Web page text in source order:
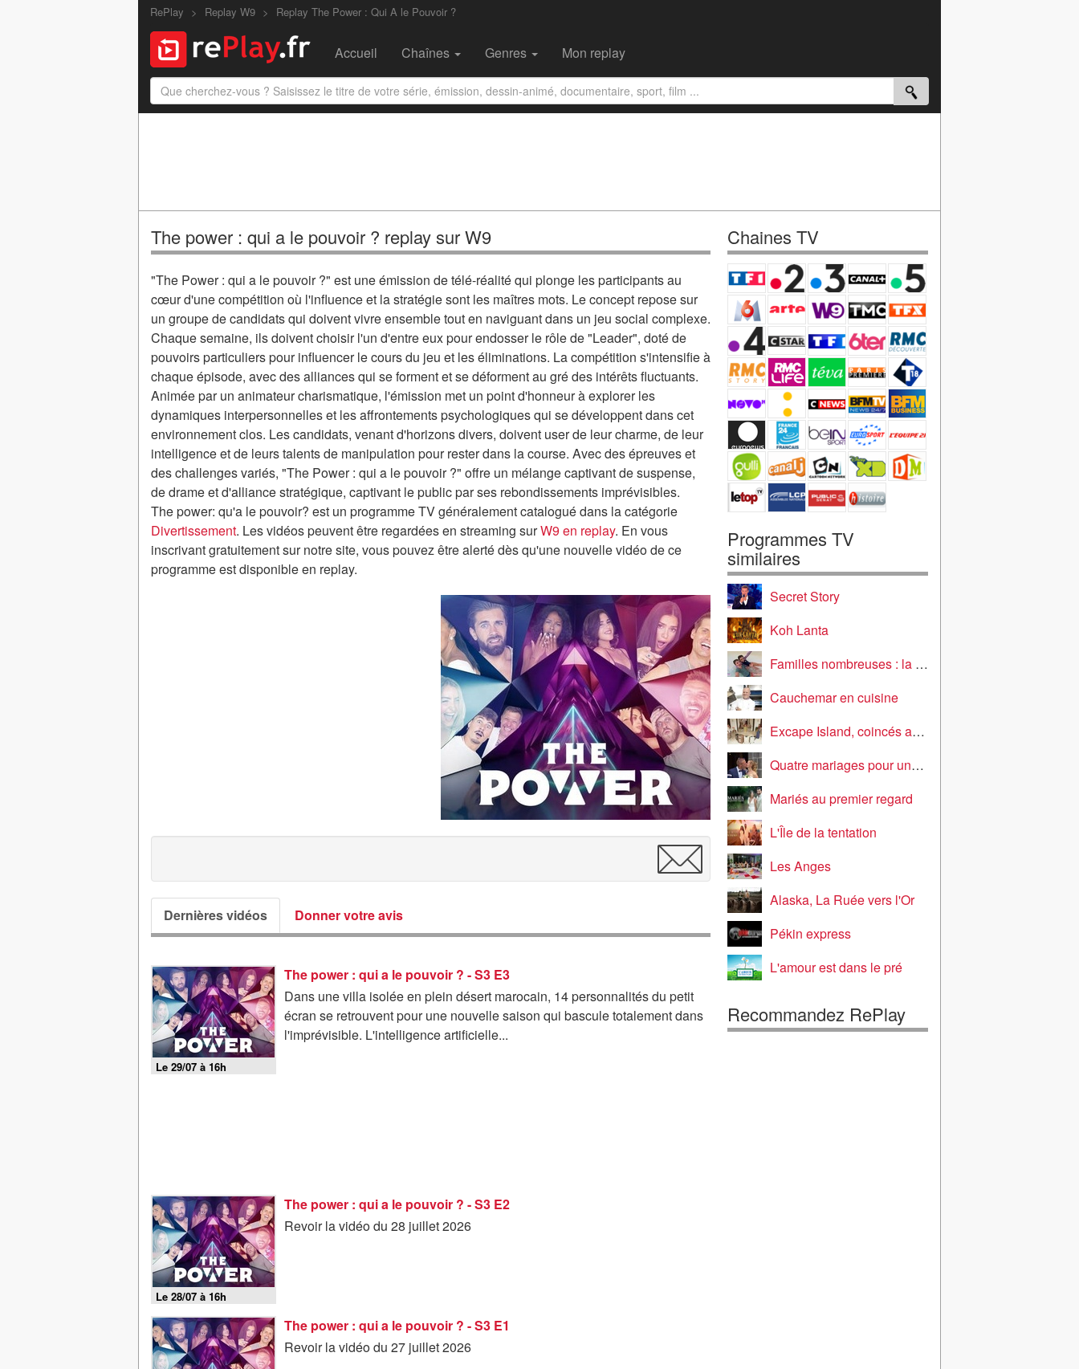
RePlay Replay W9 Replay The Power : Qui A le Pouvoir ?
Accueil Chaînes Genres Mon replay
The power : qui a le pouvoir ? replay sur W9
"The Power : qui a le pouvoir ?" est une émission de télé-réalité qui plonge les participants au
cœur d'une compétition où l'influence et la stratégie sont les maîtres mots. Le concept repose sur
un groupe de candidats qui doivent vivre ensemble tout en naviguant dans un jeu social complexe.
Chaque semaine, ils doivent choisir l'un d'entre eux pour endosser le rôle de "Leader", doté de
pouvoirs particuliers pour influencer le cours du jeu et les éliminations. La compétition s'intensifie à
chaque épisode, avec des alliances qui se forment et se déforment au gré des intérêts fluctuants.
Animée par un animateur charismatique, l'émission met un point d'honneur à explorer les
dynamiques interpersonnelles et les affrontements psychologiques qui se développent dans cet
environnement clos. Les candidats, venant d'horizons divers, doivent user de leur charme, de leur
intelligence et de leurs talents de manipulation pour rester dans la course. Avec des épreuves et
des challenges variés, "The Power : qui a le pouvoir ?" offre un mélange captivant de suspense,
de drame et d'alliance stratégique, captivant le public par ses rebondissements imprévisibles.
The power: qu'a le pouvoir? est un programme TV généralement catalogué dans la catégorie
Divertissement. Les vidéos peuvent être regardées en streaming surW9 en replay. En vous
inscrivant gratuitement sur notre site, vous pouvez être alerté dès qu'une nouvelle vidéo de ce
programme est disponible en replay.
Dernières vidéos Donner votre avis
Le 29/07 à 16h
The power : qui a le pouvoir ? - S3 E3
Dans une villa isolée en plein désert marocain, 14 personnalités du petit
écran se retrouvent pour une nouvelle saison qui bascule totalement dans
l'imprévisible. L'intelligence artificielle...
Le 28/07 à 16h
The power : qui a le pouvoir ? - S3 E2
Revoir la vidéo du 28 juillet 2026
The power : qui a le pouvoir ? - S3 E1
Revoir la vidéo du 27 juillet 2026
Chaines TV
Programmes TV
similaires
Secret Story
Koh Lanta
Familles nombreuses : la vie en XXL
Cauchemar en cuisine
Excape Island, coincés avec nos ex
Quatre mariages pour une lune de miel
Mariés au premier regard
L'Île de la tentation
Les Anges
Alaska, La Ruée vers l'Or
Pékin express
L'amour est dans le pré
Recommandez RePlay